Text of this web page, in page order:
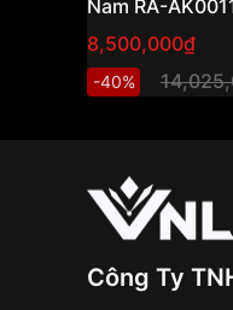
Nam RA-
AK0011D30B)
8,500,000₫
-40%
Công Ty